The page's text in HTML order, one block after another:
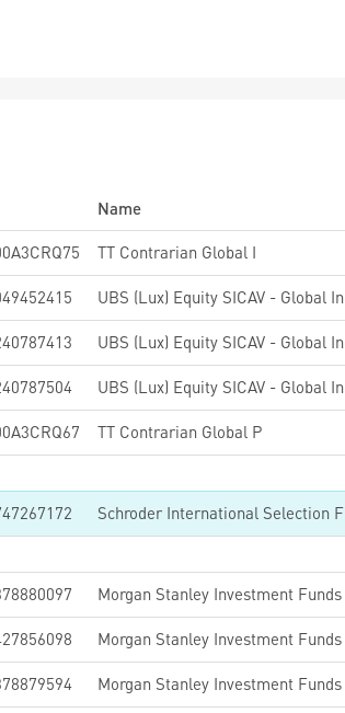
Name
TT Contrarian Global I
UBS (Lux) Equity SICAV - Global
TT Contrarian Global P
Schroder International Selection
Morgan Stanley Investment
Morgan Stanley Investment